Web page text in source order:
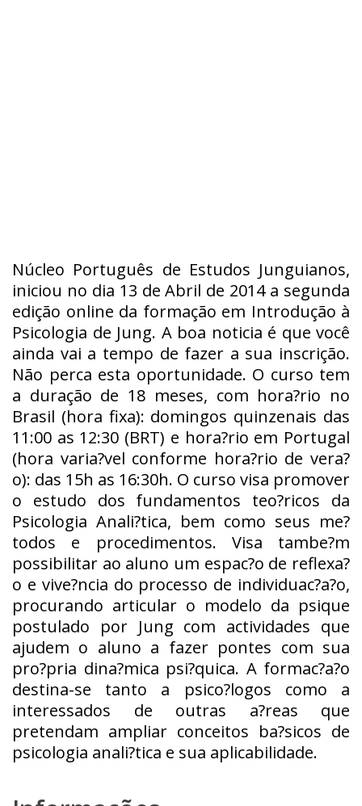
Núcleo Português de Estudos Junguianos,
iniciou no dia 13 de Abril de 2014 a segunda
edição online da formação em Introdução à
Psicologia de Jung. A boa noticia é que você
ainda vai a tempo de fazer a sua inscrição.
Não perca esta oportunidade. O curso tem
a duração de 18 meses, com hora?rio no
Brasil (hora fixa): domingos quinzenais das
11:00 as 12:30 (BRT) e hora?rio em Portugal
(hora varia?vel conforme hora?rio de vera?
o): das 15h as 16:30h. O curso visa promover
o estudo dos fundamentos teo?ricos da
Psicologia Anali?tica, bem como seus me?
todos e procedimentos. Visa tambe?m
possibilitar ao aluno um espac?o de reflexa?
o e vive?ncia do processo de individuac?a?o,
procurando articular o modelo da psique
postulado por Jung com actividades que
ajudem o aluno a fazer pontes com sua
pro?pria dina?mica psi?quica. A formac?a?o
destina-se tanto a psico?logos como a
interessados de outras a?reas que
pretendam ampliar conceitos ba?sicos de
psicologia anali?tica e sua aplicabilidade.